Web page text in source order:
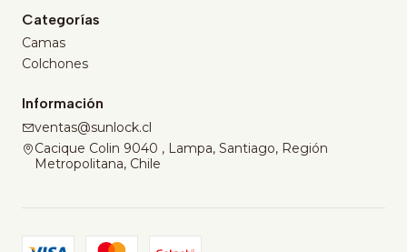
Categorías
Camas
Colchones
Información
ventas@sunlock.cl
Cacique Colin 9040 , Lampa, Santiago, Región
Metropolitana, Chile